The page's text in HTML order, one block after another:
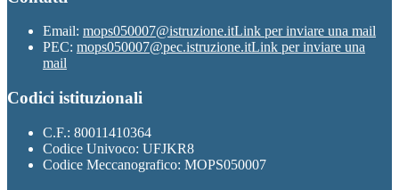
Email: mops050007@istruzione.itLink per inviare una mail
PEC: mops050007@pec.istruzione.itLink per inviare una
mail
Codici istituzionali
C.F.: 80011410364
Codice Univoco: UFJKR8
Codice Meccanografico: MOPS050007